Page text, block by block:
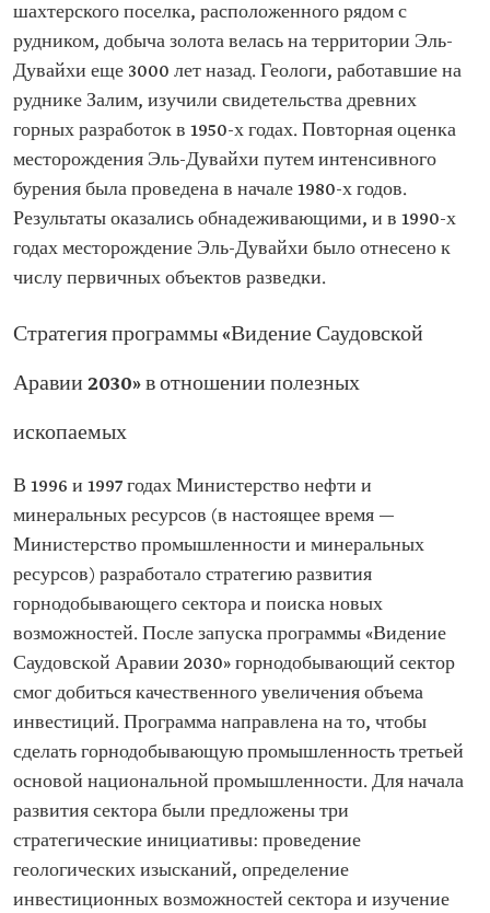
шахтерского поселка, расположенного рядом с
рудником, добыча золота велась на территории Эль-
Дувайхи еще 3000 лет назад. Геологи, работавшие на
руднике Залим, изучили свидетельства древних
горных разработок в 1950-х годах. Повторная оценка
месторождения Эль-Дувайхи путем интенсивного
бурения была проведена в начале 1980-х годов.
Результаты оказались обнадеживающими, и в 1990-х
годах месторождение Эль-Дувайхи было отнесено к
числу первичных объектов разведки.
Стратегия программы «Видение Саудовской
Аравии 2030» в отношении полезных
ископаемых
В 1996 и 1997 годах Министерство нефти и
минеральных ресурсов (в настоящее время —
Министерство промышленности и минеральных
ресурсов) разработало стратегию развития
горнодобывающего сектора и поиска новых
возможностей. После запуска программы «Видение
Саудовской Аравии 2030» горнодобывающий сектор
смог добиться качественного увеличения объема
инвестиций. Программа направлена на то, чтобы
сделать горнодобывающую промышленность третьей
основой национальной промышленности. Для начала
развития сектора были предложены три
стратегические инициативы: проведение
геологических изысканий, определение
инвестиционных возможностей сектора и изучение